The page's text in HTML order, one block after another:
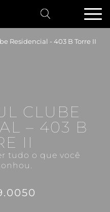
Residencial - 403 B Torre II
CLUBE
– 403 B
II
tudo o que você